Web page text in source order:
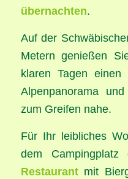
übernachten.
Auf der
Metern genießen
klaren Tagen
Alpenpanorama
zum Greifen nahe.
Für Ihr leibliches
dem Campingplatz
Restaurantmit